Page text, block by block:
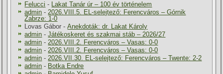
Felucci - Lakat Tanár úr – 100 év történelem
admin -2026.VIII.5. EL-selejtező: Ferencváros – Górnik
Zabrze: 1-0
Lovas Gábor -Anekdoták: dr. Lakat Károly
admin -Játékoskeret és szakmai stáb – 2026/27
admin -2026.VIII.2. Ferencváros – Vasas: 0-0
admin -2026.VIII.2. Ferencváros – Vasas: 0-0
admin -2026.VII.30. EL-selejtező: Ferencváros – Twente: 2-2
admin - Botka Endre